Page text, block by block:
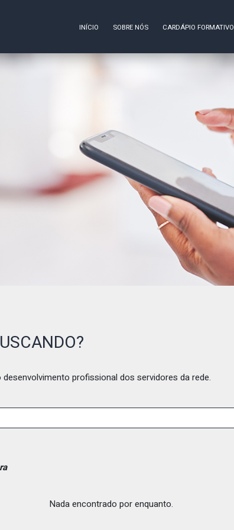
INÍCIO SOBRE NÓS CARDÁPIO FORMATIVO
profissional dos servidores da rede.
Nada encontrado por enquanto.